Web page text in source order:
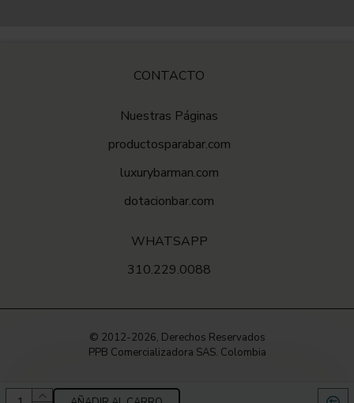
CONTACTO
Nuestras Páginas
productosparabar.com
luxurybarman.com
dotacionbar.com
WHATSAPP
310.229.0088
© 2012-2026, Derechos Reservados
PPB Comercializadora SAS. Colombia